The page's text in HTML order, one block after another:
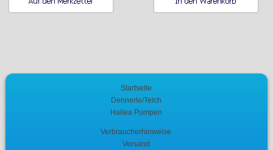
Startseite
Dennerle/Teich
Hailea Pumpen
Verbraucherhinweise
Versand